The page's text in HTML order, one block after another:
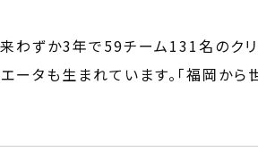
わずか3年で59チーム131名のク
ータも生まれています。「福岡か